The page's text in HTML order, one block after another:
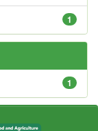
1
1